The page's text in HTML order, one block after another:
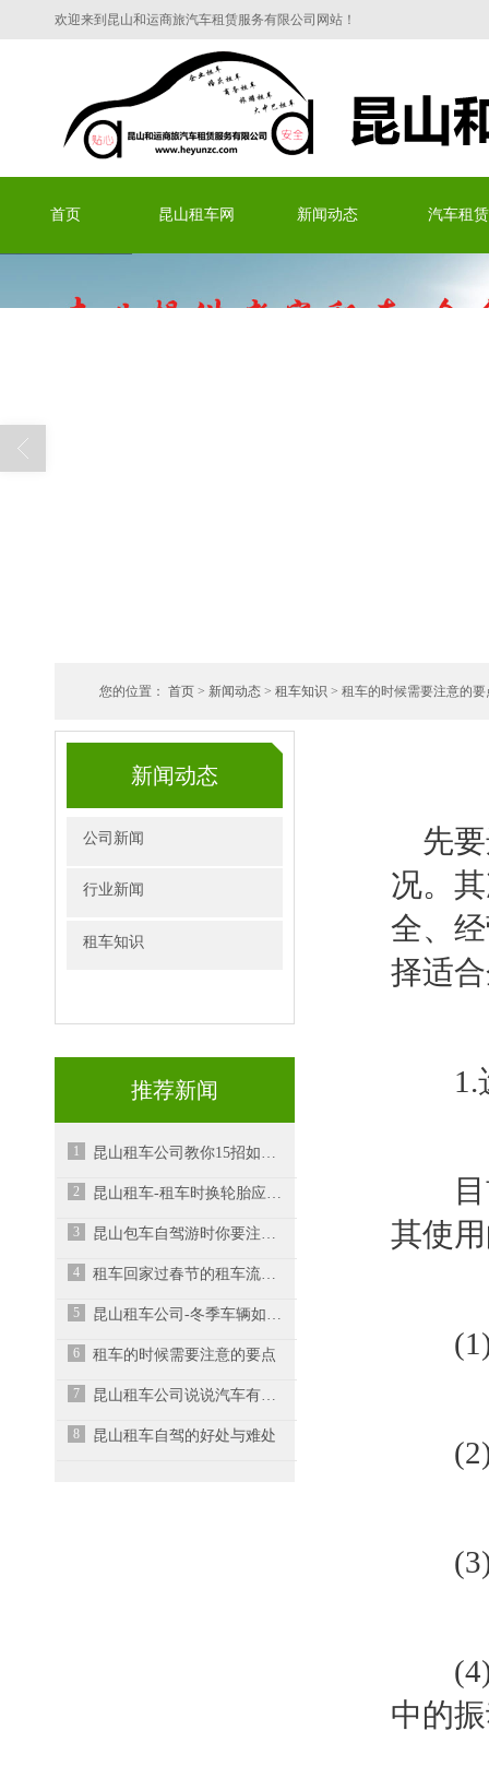
欢迎来到昆山和运商旅汽车租赁服务有限公司网站！
昆山和运商旅汽车租赁服务有
首页 昆山租车网 新闻动态 汽车租赁
您的位置： 首页 > 新闻动态 > 租车知识 > 租车的时候需要注意的要
新闻动态
公司新闻
行业新闻
租车知识
推荐新闻
1 昆山租车公司教你15招如何节油
2 昆山租车-租车时换轮胎应注意什么？
3 昆山包车自驾游时你要注意的事项有哪些呢？
4 租车回家过春节的租车流程有哪些呢？-昆山租车公司
5 昆山租车公司-冬季车辆如何保养？
6 租车的时候需要注意的要点
7 昆山租车公司说说汽车有哪些部位需要重点保养
8 昆山租车自驾的好处与难处
先要
况。
全、
择适
1.选
目前
其使
(1)
(2)
(3)
(4)
中的